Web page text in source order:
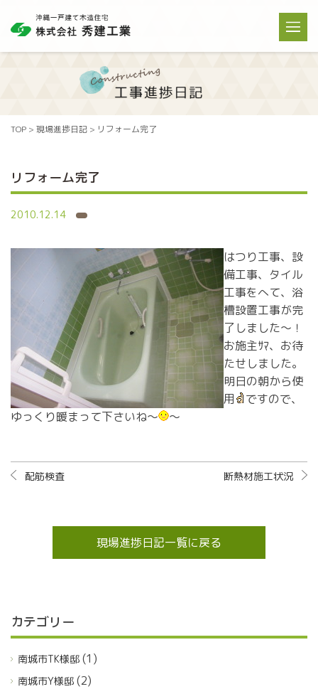
TOP > 現場進捗日記 > リフォーム完了
リフォーム完了
2010.12.14
はつり工事、設
備工事、タイル
工事をへて、浴
槽設置工事が完
了しました～！
お施主ｻﾏ、お待
たせしました。
明日の朝から使
用
ですので、
ゆっくり暖まって下さいね～
～
配筋検査 断熱材施工状況
現場進捗日記一覧に戻る
カテゴリー
南城市TK様邸 (1)
南城市Y様邸 (2)